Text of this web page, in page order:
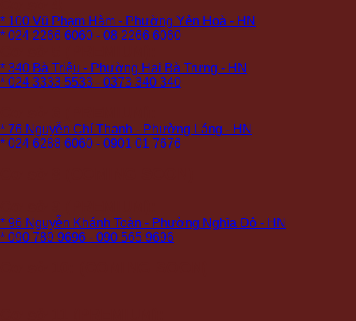
* 100 Vũ Phạm Hàm - Phường Yên Hoà - HN
* 024 2266 6060 - 08 2266 6060
* 340 Bà Triệu - Phường Hai Bà Trưng - HN
* 024 3333 5533 - 0373 340 340
* 76 Nguyễn Chí Thanh - Phường Láng - HN
* 024 6288 6060 - 0901 01 7676
* 96 Nguyễn Khánh Toàn - Phường Nghĩa Đô - HN
* 090 789 9696 - 090 565 9696